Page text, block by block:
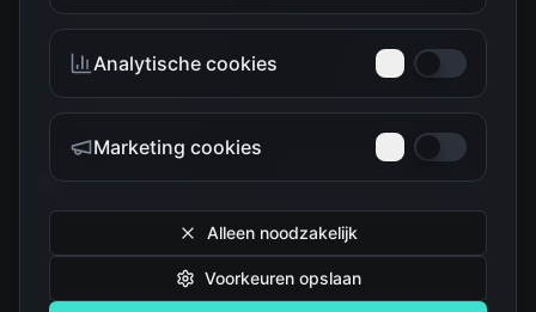
The Simpsons
Troetelbeertjes
Analytische cookies
Marketing cookies
Alleen noodzakelijk
Voorkeuren opslaan